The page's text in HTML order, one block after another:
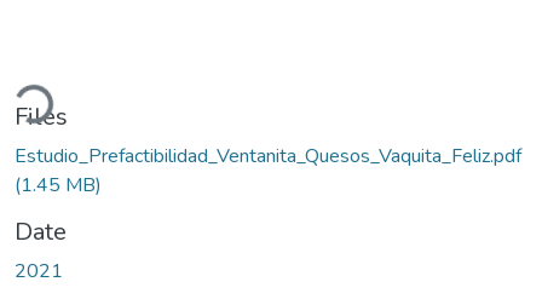
Loading...
Files
Estudio_Prefactibilidad_Ventanita_Quesos_Vaquita_Feliz.pdf
(1.45 MB)
Date
2021